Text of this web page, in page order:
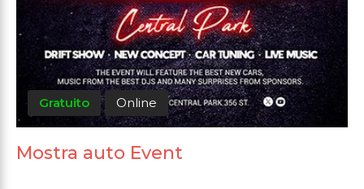
Gratuito Online
Mostra auto Event